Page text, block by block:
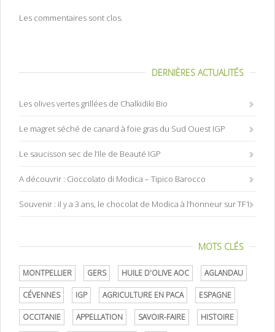
Les commentaires sont clos.
DERNIÈRES ACTUALITÉS
Les olives vertes grillées de Chalkidiki Bio
Le magret séché de canard à foie gras du Sud Ouest IGP
Le saucisson sec de l’Ile de Beauté IGP
A découvrir : Cioccolato di Modica – Tipico Barocco
Souvenir : il y a 3 ans, le chocolat de Modica à l’honneur sur TF1
MOTS CLÉS
MONTPELLIER GERS HUILE D'OLIVE AOC AGLANDAU
CÉVENNES IGP AGRICULTURE EN PACA ESPAGNE
OCCITANIE APPELLATION SAVOIR-FAIRE HISTOIRE